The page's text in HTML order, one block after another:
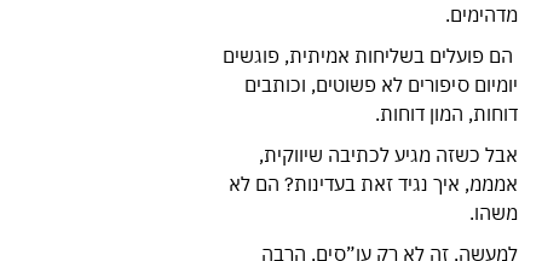
מדהימים.
הם פועלים בשליחות אמיתית, פוגשים
יומיום סיפורים לא פשוטים, וכותבים
דוחות, המון דוחות.
אבל כשזה מגיע לכתיבה שיווקית,
אמממ, איך נגיד זאת בעדינות? הם לא
משהו.
למעשה, זה לא רק עו”סים, הרבה